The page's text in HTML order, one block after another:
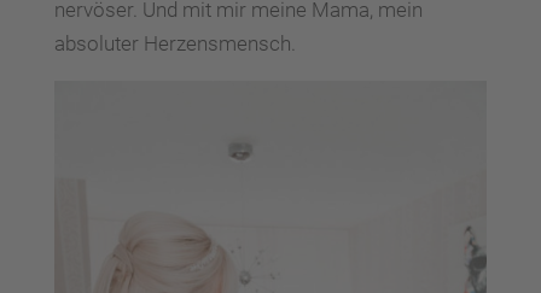
nervöser. Und mit mir meine Mama, mein
absoluter Herzensmensch.